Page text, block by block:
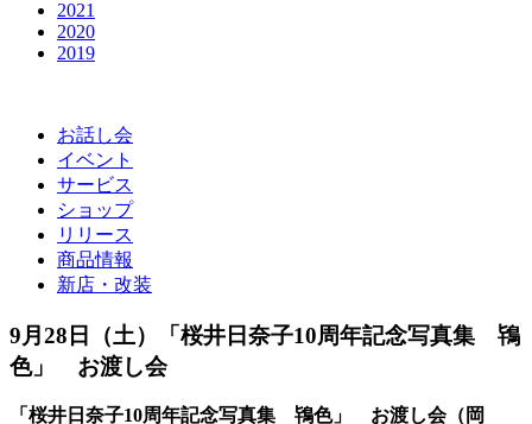
2021
2020
2019
お話し会
イベント
サービス
ショップ
リリース
商品情報
新店・改装
9月28日（土）「桜井日奈子10周年記念写真集 鴇
色」 お渡し会
「桜井日奈子10周年記念写真集 鴇色」 お渡し会（岡